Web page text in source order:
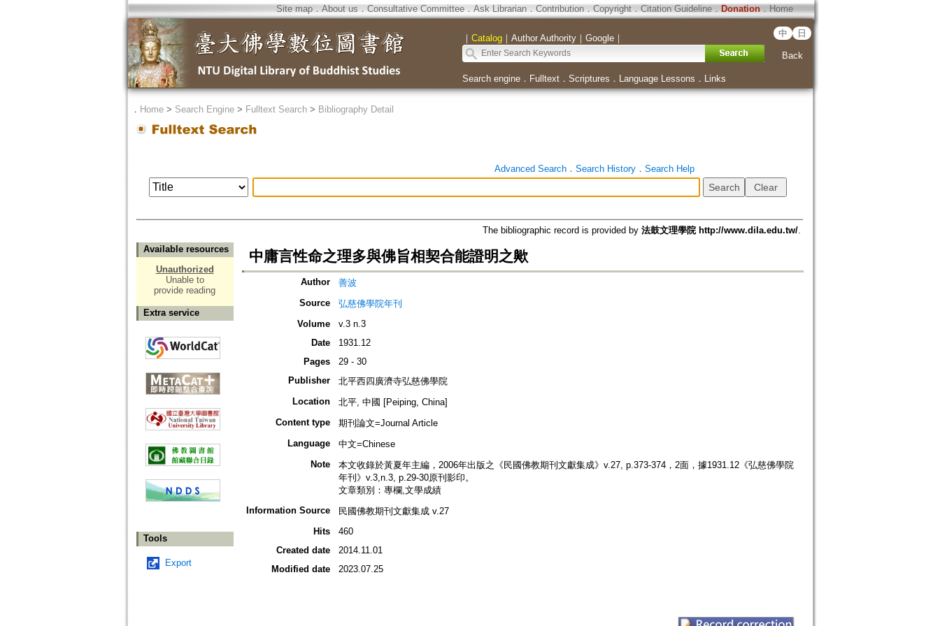
Site map．About us ． Consultative Committee． Ask Librarian． Contribution．Copyright．Citation Guideline． Donation．Home
｜ Catalog｜ Author Authority｜ Google｜ 中 日
Back
Search engine． Fulltext． Scriptures ． Language Lessons ． Links
． Home> Search Engine> Fulltext Search> Bibliography Detail
Advanced Search． Search History． Search Help
The bibliographic record is provided by 法鼓文理學院 http://www.dila.edu.tw/.
Available resources
Unauthorized
Unable to
provide reading
Extra service
Tools
Export
中庸言性命之理多與佛旨相契合能證明之歟
Author
善波
Source
弘慈佛學院年刊
Volume
v.3 n.3
Date
1931.12
Pages
29 - 30
Publisher
北平西四廣濟寺弘慈佛學院
Location
北平, 中國 [Peiping, China]
Content type
期刊論文=Journal Article
Language
中文=Chinese
Note
本文收錄於黃夏年主編，2006年出版之《民國佛教期刊文獻集成》v.27, p.373-374，2面，據1931.12《弘慈佛學院
年刊》v.3,n.3, p.29-30原刊影印。
文章類別：專欄,文學成績
Information Source
民國佛教期刊文獻集成 v.27
Hits
460
Created date
2014.11.01
Modified date
2023.07.25